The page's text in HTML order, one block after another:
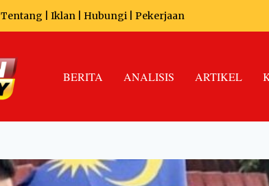
Tentang Iklan Hubungi Pekerjaan
BERITA ANALISIS ARTIKEL